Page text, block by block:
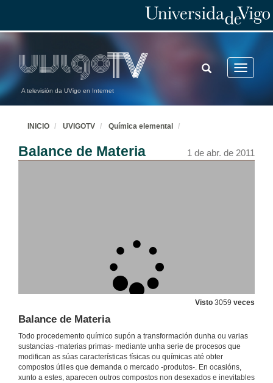
A televisión da UVigo en Internet
Toggle
TOGGLE
SEARCH
INICIO UVIGOTV Química elemental
Balance de Materia 1 de abr. de 2011
Visto 3059 veces
Balance de Materia
Todo procedemento químico supón a transformación dunha ou varias
sustancias -materias primas- mediante unha serie de procesos que
modifican as súas características físicas ou químicas até obter
compostos útiles que demanda o mercado -produtos-. En ocasións,
xunto a estes, aparecen outros compostos non desexados e inevitables
Presentación do proxecto
1 de abr. de 2011
Magnitudes e Unidades